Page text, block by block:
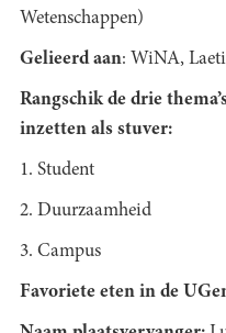
Wetenschappen)
Gelieerd aan: WiNA,
Rangschik de drie
inzetten als stuver:
1. Student
2. Duurzaamheid
3. Campus
Favoriete eten in de